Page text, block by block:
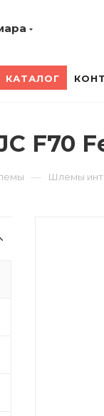
КАТАЛОГ
F70
— Шлемы